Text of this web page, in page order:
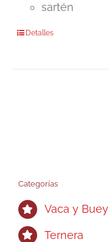
sartén
Detalles
Categorías
Vaca y Buey
Ternera